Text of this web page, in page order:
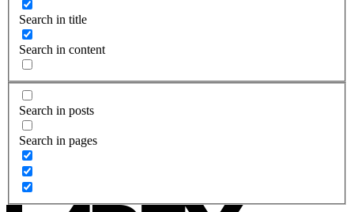
Search in title
Search in content
Search in posts
Search in pages